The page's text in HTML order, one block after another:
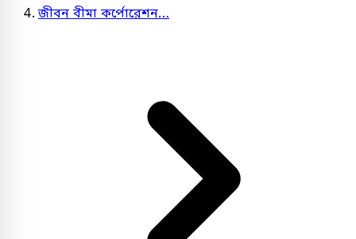
জীবন বীমা কর্পোরেশন…